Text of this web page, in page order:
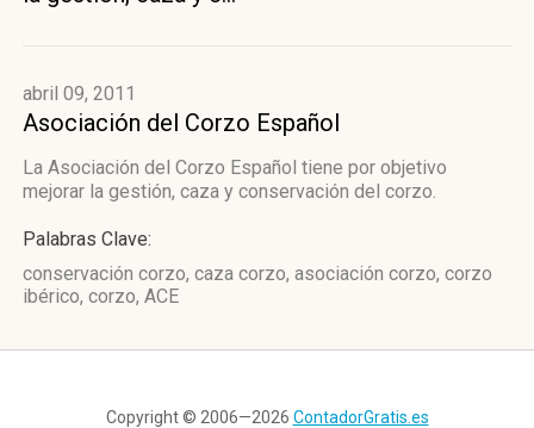
abril 09, 2011
Asociación del Corzo Español
La Asociación del Corzo Español tiene por objetivo
mejorar la gestión, caza y conservación del corzo.
Palabras Clave:
conservación corzo, caza corzo, asociación corzo, corzo
ibérico, corzo, ACE
Copyright © 2006—2026 ContadorGratis.es